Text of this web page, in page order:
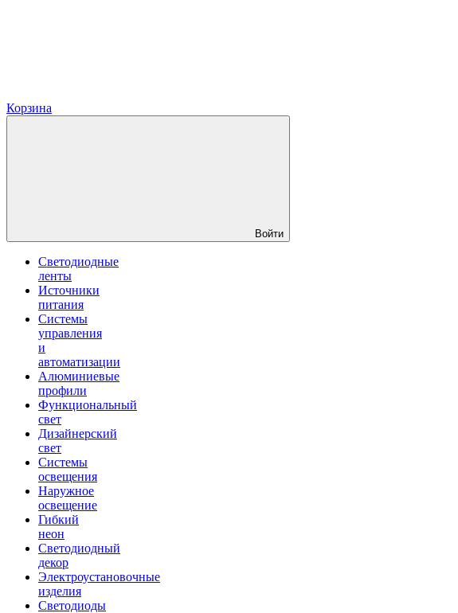
Корзина
Войти
Светодиодные
ленты
Источники
питания
Системы
управления
и
автоматизации
Алюминиевые
профили
Функциональный
свет
Дизайнерский
свет
Системы
освещения
Наружное
освещение
Гибкий
неон
Светодиодный
декор
Электроустановочные
изделия
Светодиоды